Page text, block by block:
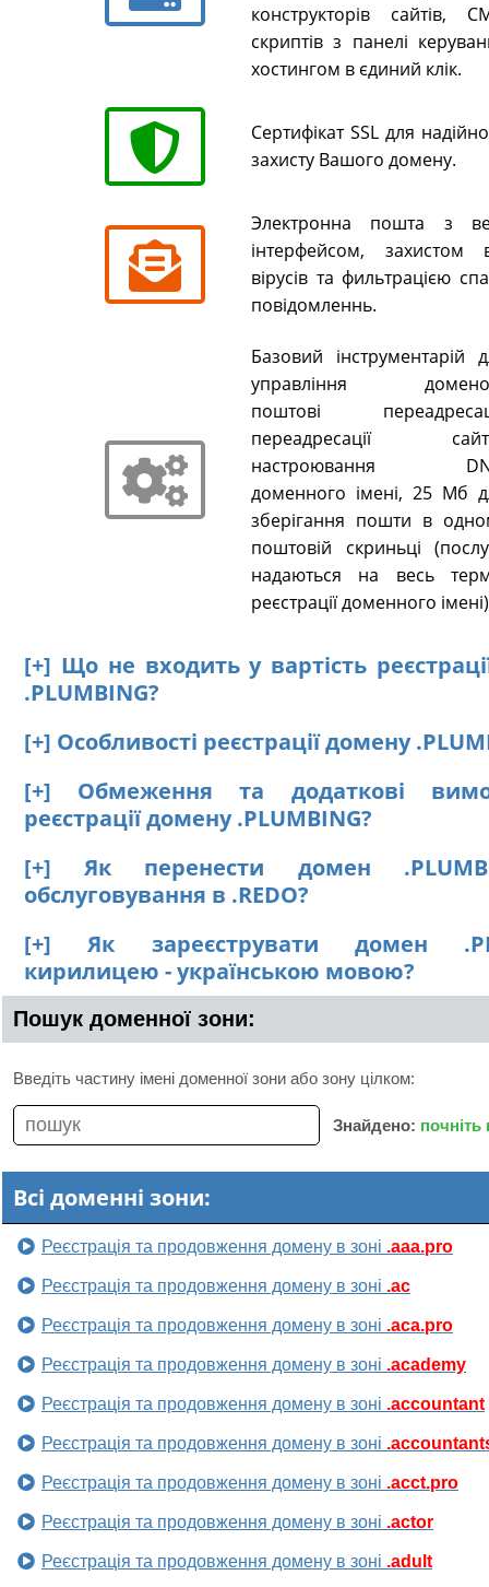
конструкторів сайтів,
скриптів з панелі
хостингом в єдиний клік.
Сертифікат SSL для
захисту Вашого домену.
Электронна пошта з
інтерфейсом, захистом
вірусів та фильтрацією
повідомленнь.
Базовий інструментарій
управління
поштові
переадресації
настроювання
доменного імені, 25 Мб
зберігання пошти в
поштовій скриньці
надаються на весь
реєстрації доменного
[+] Що не входить у вартість
.PLUMBING?
[+] Особливості реєстрації домену
[+] Обмеження та додаткові
реєстрації домену .PLUMBING?
[+] Як перенести домен
обслуговування в .REDO?
[+] Як зареєструвати домен
кирилицею - українською мовою?
Пошук доменної зони:
Введіть частину імені доменної зони або зону цілком:
Знайдено:
Всі доменні зони:
Реєстрація та продовження домену в зоні .aaa.pro
Реєстрація та продовження домену в зоні .ac
Реєстрація та продовження домену в зоні .aca.pro
Реєстрація та продовження домену в зоні .academy
Реєстрація та продовження домену в зоні .accountant
Реєстрація та продовження домену в зоні
Реєстрація та продовження домену в зоні .acct.pro
Реєстрація та продовження домену в зоні .actor
Реєстрація та продовження домену в зоні .adult